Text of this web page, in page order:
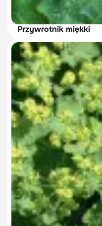
Przywrotnik miękki